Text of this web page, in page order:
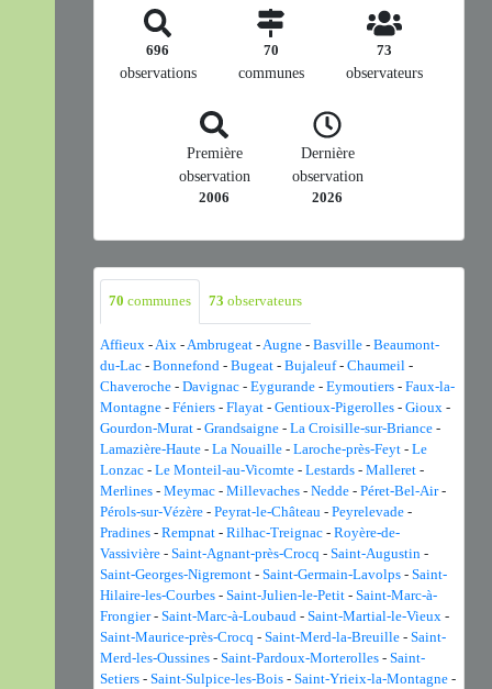
696
observations
70
communes
73
observateurs
Première
observation
2006
Dernière
observation
2026
70 communes 73 observateurs
Affieux -Aix -Ambrugeat -Augne - Basville - Beaumont-
du-Lac - Bonnefond - Bugeat - Bujaleuf- Chaumeil -
Chaveroche - Davignac - Eygurande - Eymoutiers - Faux-la-
Montagne - Féniers - Flayat - Gentioux-Pigerolles - Gioux -
Gourdon-Murat - Grandsaigne - La Croisille-sur-Briance -
Lamazière-Haute - La Nouaille - Laroche-près-Feyt - Le
Lonzac - Le Monteil-au-Vicomte - Lestards - Malleret -
Merlines - Meymac - Millevaches - Nedde - Péret-Bel-Air-
Pérols-sur-Vézère - Peyrat-le-Château - Peyrelevade -
Pradines - Rempnat - Rilhac-Treignac - Royère-de-
Vassivière - Saint-Agnant-près-Crocq - Saint-Augustin -
Saint-Georges-Nigremont - Saint-Germain-Lavolps - Saint-
Hilaire-les-Courbes - Saint-Julien-le-Petit - Saint-Marc-à-
Frongier- Saint-Marc-à-Loubaud - Saint-Martial-le-Vieux -
Saint-Maurice-près-Crocq - Saint-Merd-la-Breuille - Saint-
Merd-les-Oussines - Saint-Pardoux-Morterolles - Saint-
Setiers - Saint-Sulpice-les-Bois - Saint-Yrieix-la-Montagne -